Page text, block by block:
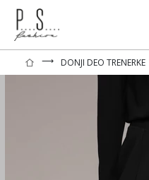
⟶ DONJI DEO TRENERKE